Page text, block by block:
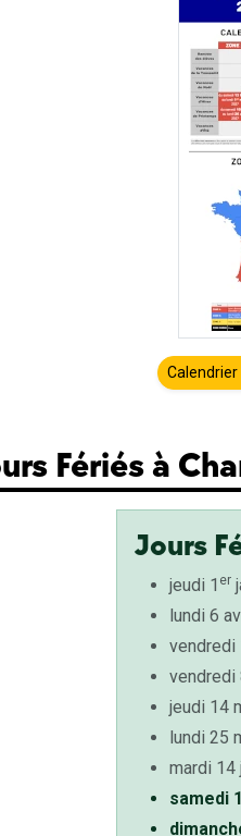
Fériés à
Jours
jeudi 1 er
lundi 6
vendredi
vendredi
jeudi 14
lundi 25
mardi 14
samedi